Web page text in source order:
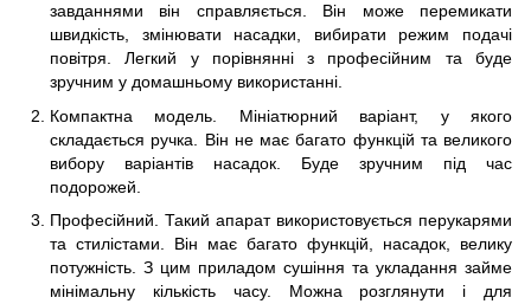
завданнями він справляється. Він може перемикати
швидкість, змінювати насадки, вибирати режим подачі
повітря. Легкий у порівнянні з професійним та буде
зручним у домашньому використанні.
Компактна модель. Мініатюрний варіант, у якого
складається ручка. Він не має багато функцій та великого
вибору варіантів насадок. Буде зручним під час
подорожей.
Професійний. Такий апарат використовується перукарями
та стилістами. Він має багато функцій, насадок, велику
потужність. З цим приладом сушіння та укладання займе
мінімальну кількість часу. Можна розглянути і для